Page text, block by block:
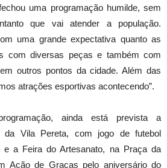
uma programação humilde, sem
que vai atender a população.
uma grande expectativa quanto as
com diversas peças e também com
outros pontos da cidade. Além das
atrações esportivas acontecendo”.
ainda está prevista a
da Vila Pereta, com jogo de futebol
e a Feira do Artesanato, na Praça da
Ação de Graças pelo aniversário do